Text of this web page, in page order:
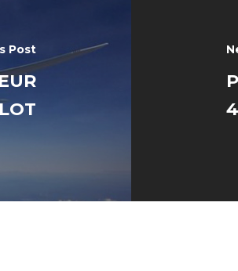
Post